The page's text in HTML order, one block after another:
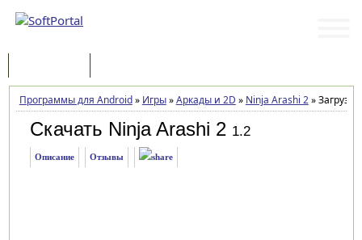
Программы для Android» Игры»Аркады и 2D » Ninja Arashi 2»Загрузка
Скачать Ninja Arashi 2 1.2
Описание Отзывы